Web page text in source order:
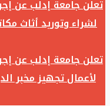
تعلن جامعة إدلب عن
لشراء وتوريد أثاث
تعلن جامعة إدلب عن
لأعمال تجهيز مخبر